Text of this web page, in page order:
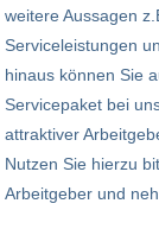
weitere Aussagen
Serviceleistungen
hinaus können Sie
Servicepaket bei
attraktiver
Nutzen Sie hierzu
Arbeitgeber und